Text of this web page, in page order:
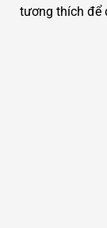
tương thích để